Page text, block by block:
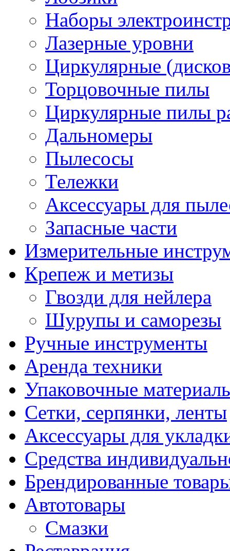
Наборы
Лазерные уровни
Циркулярные
Торцовочные пилы
Циркулярные пилы
Дальномеры
Пылесосы
Тележки
Аксессуары для
Запасные части
Измерительные
Крепеж и метизы
Гвозди для нейлера
Шурупы и саморезы
Ручные инструменты
Аренда техники
Упаковочные
Сетки, серпянки, ленты
Аксессуары для
Средства
Брендированные
Автотовары
Смазки